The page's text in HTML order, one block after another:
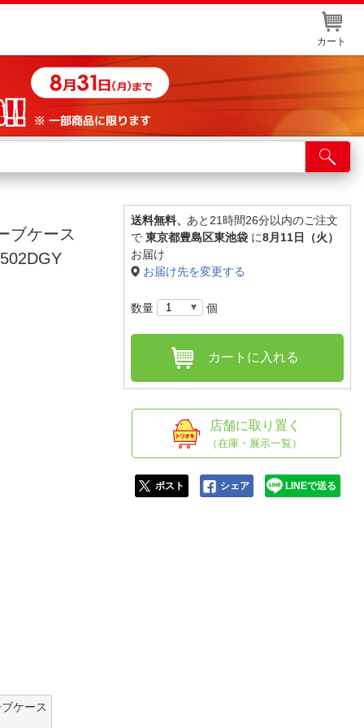
カート
舗サービス
ト取り置き
情報・店舗一覧
ブケース
ケース
送料無料、 あと21時間26分以内のご注文
で 東京都豊島区東池袋 に8月11日（火）
お届け
お届け先を変更する
数量 個
カートに入れる
店舗に取り置く
（在庫・展示一覧）
ポスト シェア LINEで送る